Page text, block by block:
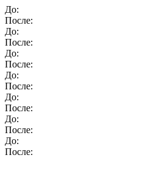
До:
После:
До:
После:
До:
После:
До:
После:
До:
После:
До:
После:
До:
После: